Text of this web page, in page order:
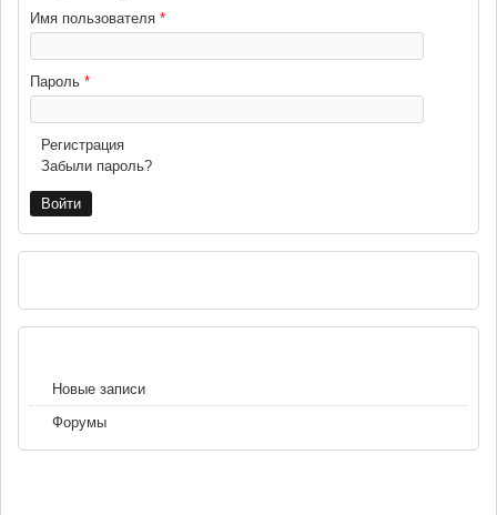
Имя пользователя *
Пароль *
Регистрация
Забыли пароль?
Новые записи
Форумы